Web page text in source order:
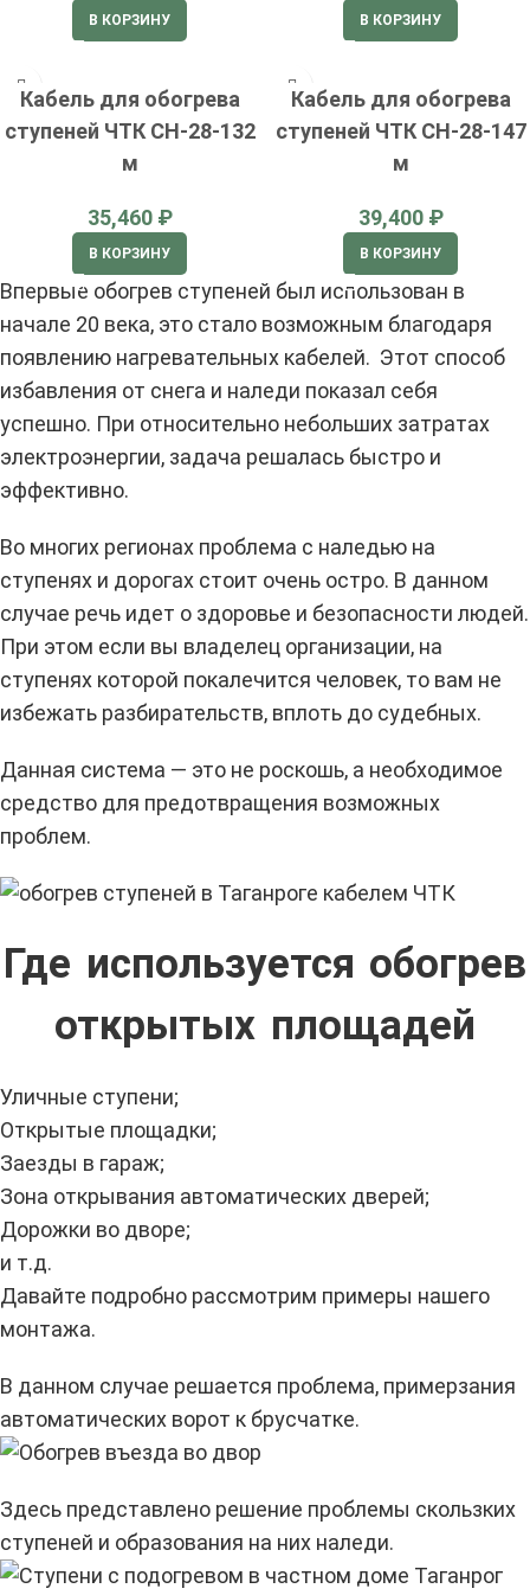
В КОРЗИНУ В КОРЗИНУ
Кабель для обогрева
ступеней ЧТК СН-28-132
м
₽
В КОРЗИНУ
Кабель для обогрева
ступеней ЧТК СН-28-147
м
₽
В КОРЗИНУ
Впервые обогрев ступеней был использован в
начале 20 века, это стало возможным благодаря
появлению нагревательных кабелей. Этот способ
избавления от снега и наледи показал себя
успешно. При относительно небольших затратах
электроэнергии, задача решалась быстро и
эффективно.
Во многих регионах проблема с наледью на
ступенях и дорогах стоит очень остро. В данном
случае речь идет о здоровье и безопасности людей.
При этом если вы владелец организации, на
ступенях которой покалечится человек, то вам не
избежать разбирательств, вплоть до судебных.
Данная система — это не роскошь, а необходимое
средство для предотвращения возможных
проблем.
Где используется обогрев
открытых площадей
Уличные ступени;
Открытые площадки;
Заезды в гараж;
Зона открывания автоматических дверей;
Дорожки во дворе;
и т.д.
Давайте подробно рассмотрим примеры нашего
монтажа.
В данном случае решается проблема, примерзания
автоматических ворот к брусчатке.
Здесь представлено решение проблемы скользких
ступеней и образования на них наледи.